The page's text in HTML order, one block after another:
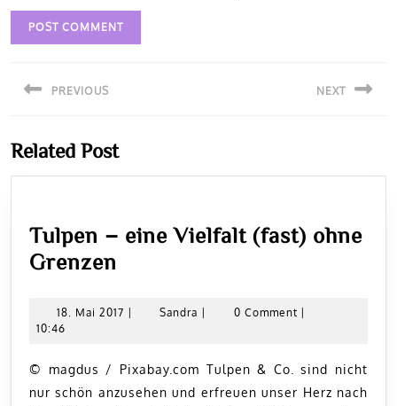
PREVIOUS
post:
NEXT
Related Post
Tulpen – eine Vielfalt (fast) ohne
Grenzen
eine
(fast)
ohne
18. Mai 2017 18.| Sandra Sandra
| 0 Comment |
10:46
© magdus / Pixabay.com Tulpen & Co. sind nicht
nur schön anzusehen und erfreuen unser Herz nach